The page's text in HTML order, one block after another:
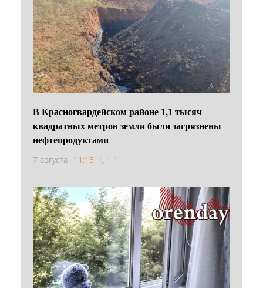
В Красногвардейском районе 1,1 тысяч
квадратных метров земли были загрязнены
нефтепродуктами
7 августа 11:15 1